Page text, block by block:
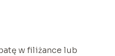
w filiżance lub